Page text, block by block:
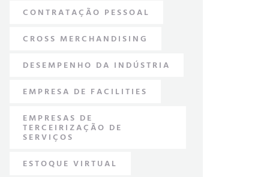
CONTRATAÇÃO PESSOAL
CROSS MERCHANDISING
DESEMPENHO DA INDÚSTRIA
EMPRESA DE FACILITIES
EMPRESAS DE
TERCEIRIZAÇÃO DE
SERVIÇOS
ESTOQUE VIRTUAL